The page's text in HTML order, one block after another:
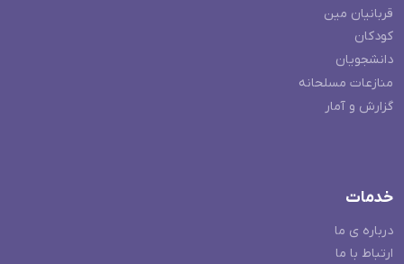
قربانیان مین
کودکان
دانشجویان
منازعات مسلحانه
گزارش و آمار
خدمات
درباره ی ما
ارتباط با ما